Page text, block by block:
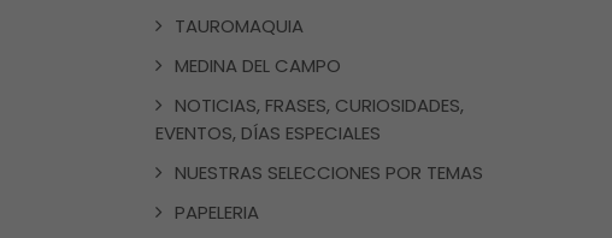
TAUROMAQUIA
MEDINA DEL CAMPO
NOTICIAS, FRASES, CURIOSIDADES,
EVENTOS, DÍAS ESPECIALES
NUESTRAS SELECCIONES POR TEMAS
PAPELERIA